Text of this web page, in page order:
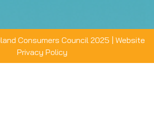
Consumers Council 2025 | Website
Privacy Policy